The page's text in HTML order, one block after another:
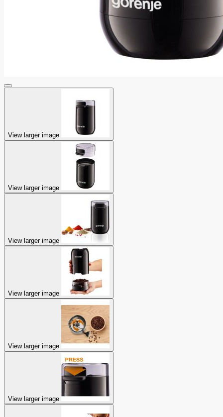
View larger image
View larger image
View larger image
View larger image
View larger image
View larger image